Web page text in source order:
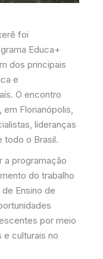
foi
Educa+
dos principais
e
O encontro
em Florianópolis,
lideranças
todo o Brasil.
a programação
do trabalho
Ensino de
por meio
culturais no